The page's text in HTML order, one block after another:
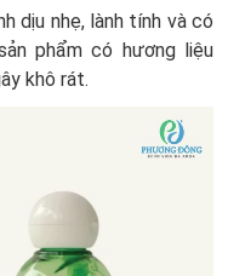
dịu nhẹ, lành tính và có
phẩm có hương liệu
khô rát.